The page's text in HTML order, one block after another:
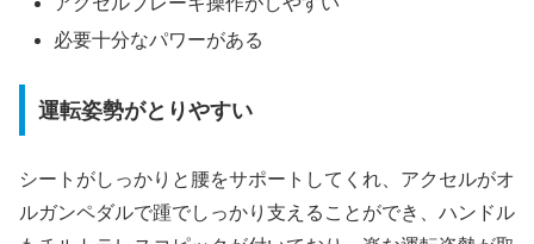
必要十分なパワーがある
運転姿勢がとりやすい
シートがしっかりと腰をサポートしてくれ、アクセルがオ
ルガンペダルで踵でしっかり支えることができ、ハンドル